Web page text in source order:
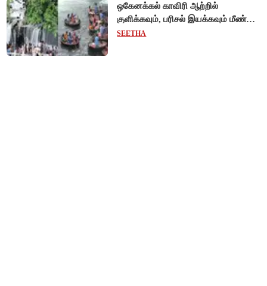
ஒகேனக்கல் காவிரி ஆற்றில்
குளிக்கவும், பரிசல் இயக்கவும் மீண்டும்
அனுமதி - சுற்றுலாப் பயணிகள்
SEETHA